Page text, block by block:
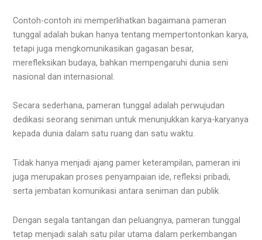
Contoh-contoh ini memperlihatkan bagaimana pameran
tunggal adalah bukan hanya tentang mempertontonkan karya,
tetapi juga mengkomunikasikan gagasan besar,
merefleksikan budaya, bahkan mempengaruhi dunia seni
nasional dan internasional.
Secara sederhana, pameran tunggal adalah perwujudan
dedikasi seorang seniman untuk menunjukkan karya-karyanya
kepada dunia dalam satu ruang dan satu waktu.
Tidak hanya menjadi ajang pamer keterampilan, pameran ini
juga merupakan proses penyampaian ide, refleksi pribadi,
serta jembatan komunikasi antara seniman dan publik.
Dengan segala tantangan dan peluangnya, pameran tunggal
tetap menjadi salah satu pilar utama dalam perkembangan